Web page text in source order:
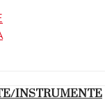
INSTRUMENTE
care a optat
oricand doresti
subtierea